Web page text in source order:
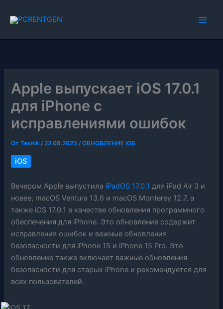
Apple выпускает iOS 17.0.1
для iPhone с
исправлениями ошибок
ОтTexnik/22.09.2023/ОБНОВЛЕНИЕ iOS
iOS
Вечером Apple выпустила iPadOS 17.0.1 для iPad Air 3 и
новее, macOS Ventura 13.6 и macOS Monterey 12.7, а
также iOS 17.0.1 в качестве обновления программного
обеспечения для iPhone. Это обновление содержит
исправления ошибок и важные обновления
безопасности для iPhone 15 и iPhone 15 Pro. Это
обновление также включает важные обновления
безопасности для старых iPhone и рекомендуется для
всех пользователей.